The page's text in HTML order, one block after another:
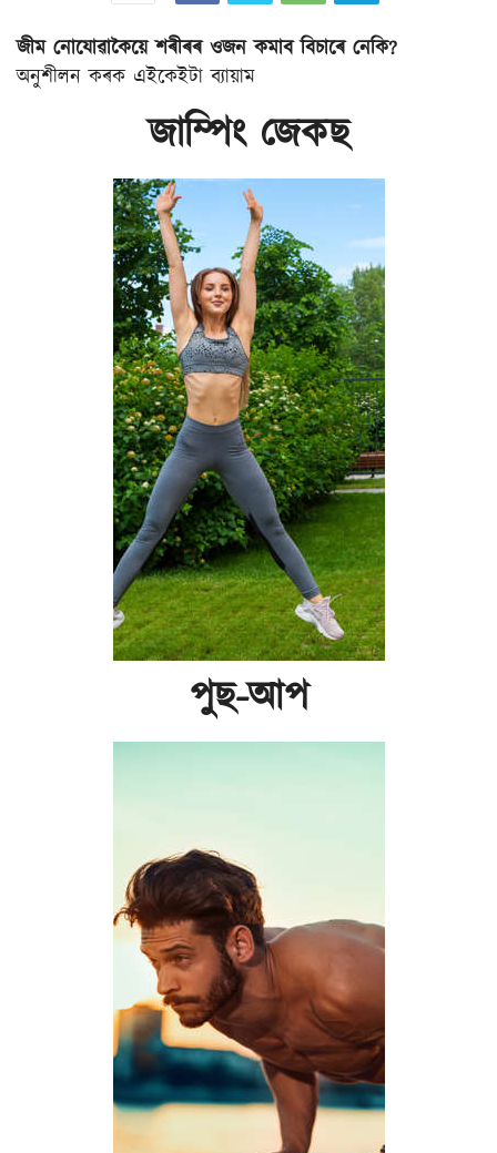
জীম নোযোৱাকৈয়ে শৰীৰৰ ওজন কমাব বিচাৰে নেকি?
অনুশীলন কৰক এইকেইটা ব্যায়াম
জাম্পিং জেকছ
পুছ-আপ